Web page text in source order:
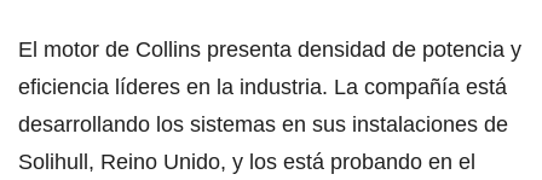
El motor de Collins presenta densidad de potencia y
eficiencia líderes en la industria. La compañía está
desarrollando los sistemas en sus instalaciones de
Solihull, Reino Unido, y los está probando en el